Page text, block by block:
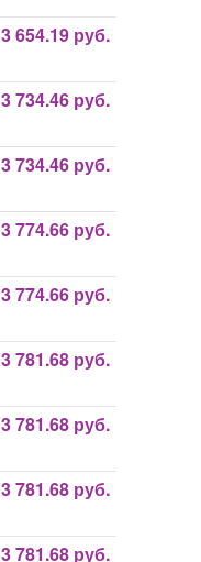
3 654.19 руб.
3 734.46 руб.
3 734.46 руб.
3 774.66 руб.
3 774.66 руб.
3 781.68 руб.
3 781.68 руб.
3 781.68 руб.
3 781.68 руб.